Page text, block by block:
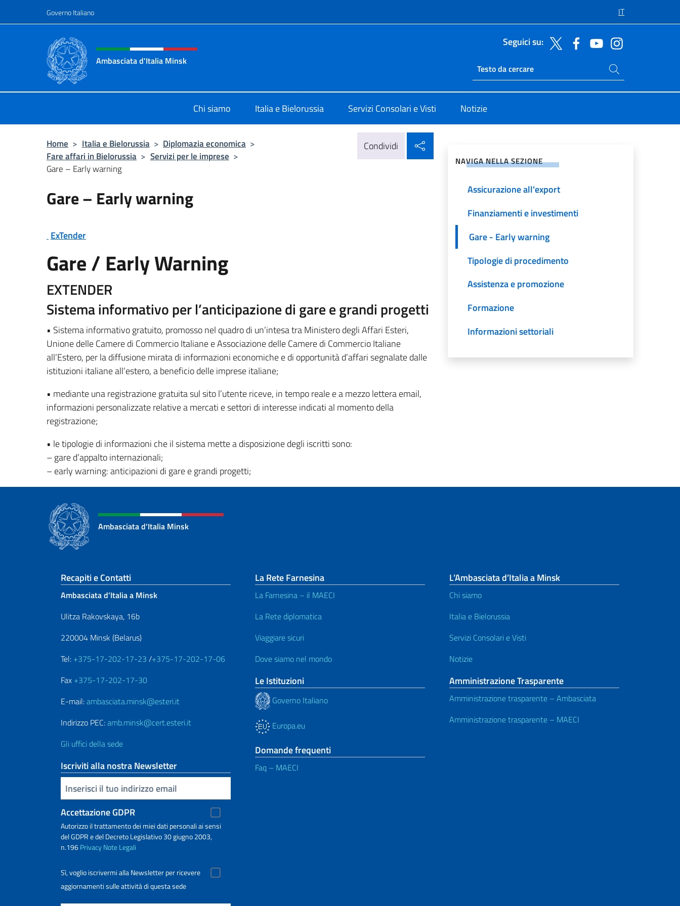
Governo Italiano IT
Intestazione sito, social e menù
Ambasciata d'Italia Minsk
Seguici su:
Ricerca sito live
Cerca nel sito
Chi siamo Italia e Bielorussia Servizi Consolari e Visti Notizie
Home > Italia e Bielorussia > Diplomazia economica >
Fare affari in Bielorussia > Servizi per le imprese >
Gare – Early warning
Condividi
Gare – Early warning
ExTender
Gare / Early Warning
EXTENDER
Sistema informativo per l’anticipazione di gare e grandi progetti
• Sistema informativo gratuito, promosso nel quadro di un’intesa tra Ministero degli Affari Esteri,
Unione delle Camere di Commercio Italiane e Associazione delle Camere di Commercio Italiane
all’Estero, per la diffusione mirata di informazioni economiche e di opportunità d’affari segnalate dalle
istituzioni italiane all’estero, a beneficio delle imprese italiane;
• mediante una registrazione gratuita sul sito l’utente riceve, in tempo reale e a mezzo lettera email,
informazioni personalizzate relative a mercati e settori di interesse indicati al momento della
registrazione;
• le tipologie di informazioni che il sistema mette a disposizione degli iscritti sono:
– gare d’appalto internazionali;
– early warning: anticipazioni di gare e grandi progetti;
NAVIGA NELLA SEZIONE
Assicurazione all'export
Finanziamenti e investimenti
Gare - Early warning
Tipologie di procedimento
Assistenza e promozione
Formazione
Informazioni settoriali
Ambasciata d'Italia Minsk
Sezione footer
Recapiti e Contatti
Ambasciata d’Italia a Minsk
Ulitza Rakovskaya, 16b
220004 Minsk (Belarus)
Tel: +375-17-202-17-23 /+375-17-202-17-06
Fax +375-17-202-17-30
E-mail:ambasciata.minsk@esteri.it
Indirizzo PEC:amb.minsk@cert.esteri.it
Gli uffici della sede
Iscriviti alla nostra Newsletter
Inserisci la tua email
Accettazione GDPR
Autorizzo il trattamento dei miei dati personali ai sensi
del GDPR e del Decreto Legislativo 30 giugno 2003,
n.196PrivacyNote Legali
Sì, voglio iscrivermi alla Newsletter per ricevere
aggiornamenti sulle attività di questa sede
La Rete Farnesina
La Farnesina – il MAECI
La Rete diplomatica
Viaggiare sicuri
Dove siamo nel mondo
Le Istituzioni
Governo Italiano
Europa.eu
Domande frequenti
Faq – MAECI
L’Ambasciata d’Italia a Minsk
Chi siamo
Italia e Bielorussia
Servizi Consolari e Visti
Notizie
Amministrazione Trasparente
Amministrazione trasparente – Ambasciata
Amministrazione trasparente – MAECI